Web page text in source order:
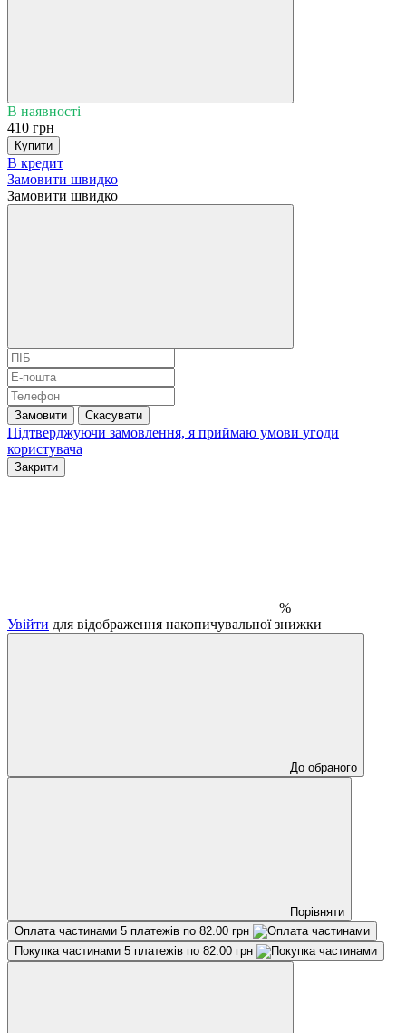
В наявності
410 грн
Купити
В кредит
Замовити швидко
Замовити швидко
Замовити Скасувати
Підтверджуючи замовлення, я приймаю умови угоди
користувача
Закрити
%
Увійти для відображення накопичувальної знижки
До обраного
Порівняти
Оплата частинами 5 платежів по 82.00 грн
Покупка частинами 5 платежів по 82.00 грн